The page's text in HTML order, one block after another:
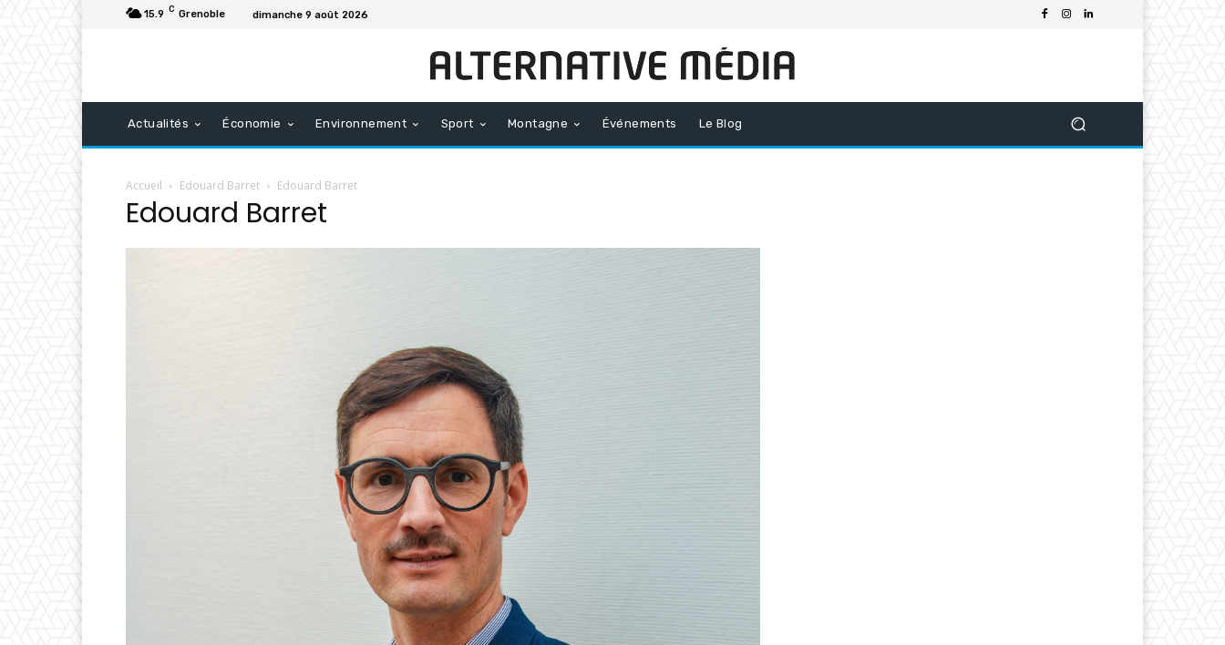
15.9 C Grenoble dimanche 9 août 2026
Actualités Économie Environnement Sport Montagne Événements Le Blog
Accueil Edouard Barret Edouard Barret
Edouard Barret